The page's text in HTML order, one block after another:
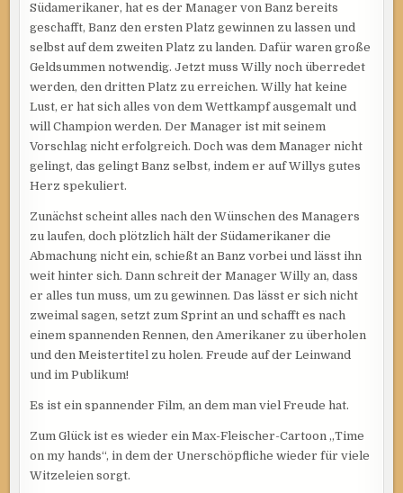
Südamerikaner, hat es der Manager von Banz bereits
geschafft, Banz den ersten Platz gewinnen zu lassen und
selbst auf dem zweiten Platz zu landen. Dafür waren große
Geldsummen notwendig. Jetzt muss Willy noch überredet
werden, den dritten Platz zu erreichen. Willy hat keine
Lust, er hat sich alles von dem Wettkampf ausgemalt und
will Champion werden. Der Manager ist mit seinem
Vorschlag nicht erfolgreich. Doch was dem Manager nicht
gelingt, das gelingt Banz selbst, indem er auf Willys gutes
Herz spekuliert.
Zunächst scheint alles nach den Wünschen des Managers
zu laufen, doch plötzlich hält der Südamerikaner die
Abmachung nicht ein, schießt an Banz vorbei und lässt ihn
weit hinter sich. Dann schreit der Manager Willy an, dass
er alles tun muss, um zu gewinnen. Das lässt er sich nicht
zweimal sagen, setzt zum Sprint an und schafft es nach
einem spannenden Rennen, den Amerikaner zu überholen
und den Meistertitel zu holen. Freude auf der Leinwand
und im Publikum!
Es ist ein spannender Film, an dem man viel Freude hat.
Zum Glück ist es wieder ein Max-Fleischer-Cartoon „Time
on my hands“, in dem der Unerschöpfliche wieder für viele
Witzeleien sorgt.